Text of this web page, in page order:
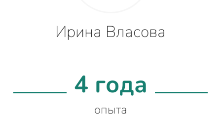
Ирина Власова
4 года
опыта